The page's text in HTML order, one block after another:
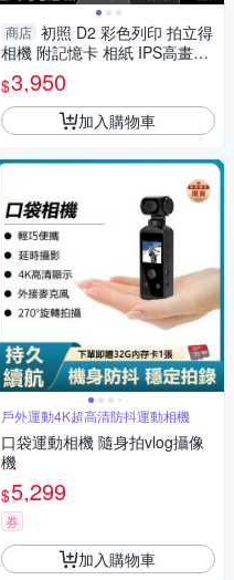
商店 初照 D2 彩色列印 拍立得
相機 附記憶卡 相紙 IPS高畫質
隨拍隨印 馬卡龍色
$3,950
加入購物車
戶外運動4K超高清防抖運動相機
口袋運動相機 隨身拍vlog攝像
機
$5,299
券
加入購物車